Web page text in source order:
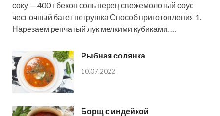
соку — 400 г бекон соль перец свежемолотый соус
чесночный багет петрушка Способ приготовления 1.
Нарезаем репчатый лук мелкими кубиками. …
Рыбная солянка
10.07.2022
Борщ с индейкой